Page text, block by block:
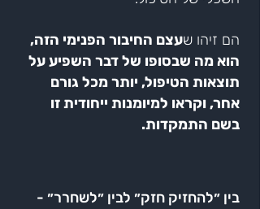
הם זיהו שעצם החיבור הפנימי הזה,
הוא מה שבסופו של דבר השפיע על
תוצאות הטיפול, יותר מכל גורם
אחר, וקראו למיומנות ייחודית זו
בשם התמקדות.
בין ״להחזיק חזק״ לבין ״לשחרר״ -